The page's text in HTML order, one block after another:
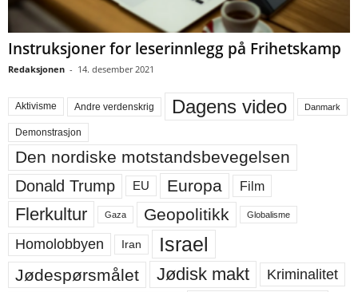
Instruksjoner for leserinnlegg på Frihetskamp
Redaksjonen - 14. desember 2021
Aktivisme Andre verdenskrig Dagens video Danmark
Demonstrasjon
Den nordiske motstandsbevegelsen
Donald Trump EU Europa Film
Flerkultur Gaza Geopolitikk Globalisme
Homolobbyen Iran Israel
Jødespørsmålet Jødisk makt Kriminalitet